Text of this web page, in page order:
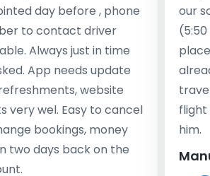
day before , phone
to contact driver
Always just in time
App needs update
website
very wel. Easy to cancel
bookings, money
two days back on the
our
flight
him.